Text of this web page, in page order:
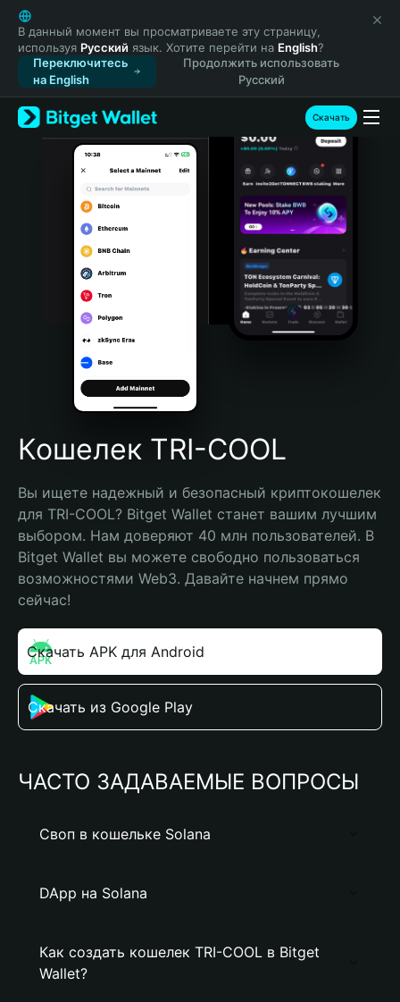
English
日本語
Tiếng Việt
Русский
Español (Latinoamérica)
Türkçe
Italiano
Português (Portugal)
Bahasa Indonesia
Português (Brasil)
Español (Argentina)
В данный момент вы просматриваете эту страницу,
используя Русский язык. Хотите перейти на English?
Переключитесь
на English
Продолжить использовать
Русский
Скачать
Кошелек TRI-COOL
Вы ищете надежный и безопасный криптокошелек
для TRI-COOL? Bitget Wallet станет вашим лучшим
выбором. Нам доверяют 40 млн пользователей. В
Bitget Wallet вы можете свободно пользоваться
возможностями Web3. Давайте начнем прямо
сейчас!
Скачать APK для Android
Скачать из Google Play
ЧАСТО ЗАДАВАЕМЫЕ ВОПРОСЫ
Своп в кошельке Solana
DApp на Solana
Как создать кошелек TRI-COOL в Bitget
Wallet?